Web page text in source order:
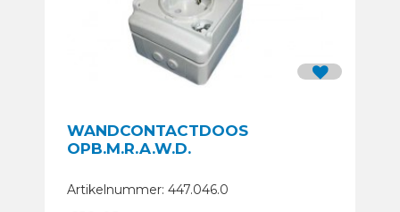
WANDCONTACTDOOS
OPB.M.R.A.W.D.
Artikelnummer: 447.046.0